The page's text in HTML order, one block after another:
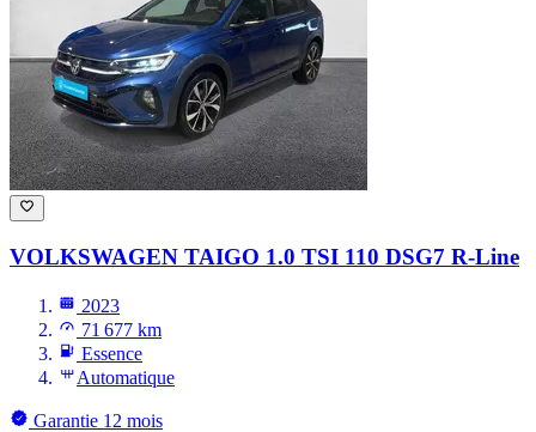
VOLKSWAGEN TAIGO 1.0 TSI 110 DSG7 R-Line
2023
71 677 km
Essence
Automatique
Garantie 12 mois